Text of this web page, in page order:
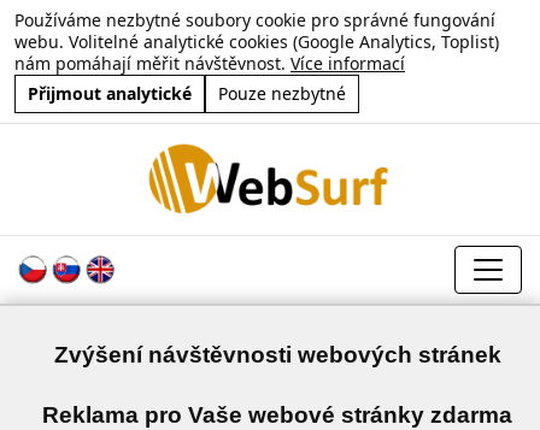
Používáme nezbytné soubory cookie pro správné fungování
webu. Volitelné analytické cookies (Google Analytics, Toplist)
nám pomáhají měřit návštěvnost. Více informací
Přijmout analytické
Pouze nezbytné
Zvýšení návštěvnosti webových stránek
Reklama pro Vaše webové stránky zdarma